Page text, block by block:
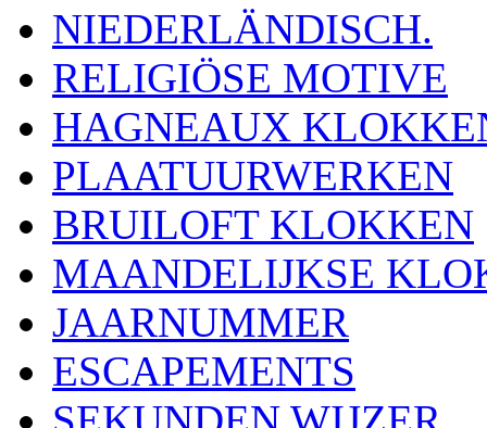
NIEDERLÄNDISCH.
RELIGIÖSE MOTIVE
HAGNEAUX
PLAATUURWERKEN
BRUILOFT KLOKKEN
MAANDELIJKSE
JAARNUMMER
ESCAPEMENTS